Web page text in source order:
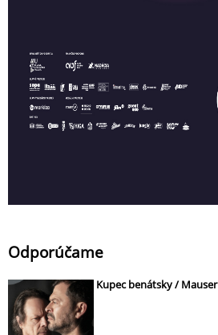
Odporúčame
Kupec benátsky / Mauser